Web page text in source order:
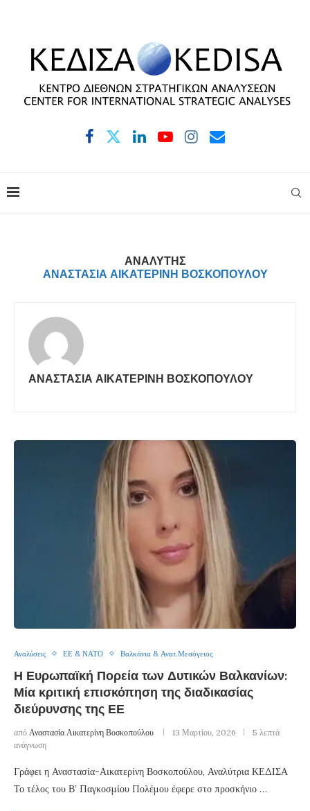
ΑΝΑΛΥΤΉΣ
ΑΝΑΣΤΑΣΊΑ ΑΙΚΑΤΕΡΊΝΗ ΒΟΣΚΟΠΟΎΛΟΥ
ΑΝΑΣΤΑΣΊΑ ΑΙΚΑΤΕΡΊΝΗ ΒΟΣΚΟΠΟΎΛΟΥ
Αναλύσεις ΕΕ & ΝΑΤΟ Βαλκάνια & Ανατ.Μεσόγειος
Η Ευρωπαϊκή Πορεία των Δυτικών Βαλκανίων:
Μία κριτική επισκόπηση της διαδικασίας
διεύρυνσης της ΕΕ
από Αναστασία Αικατερίνη Βοσκοπούλου 13 Μαρτίου, 2026
5 λεπτά
ανάγνωση
Γράφει η Αναστασία-Αικατερίνη Βοσκοπούλου, Αναλύτρια ΚΕΔΙΣΑ
Το τέλος του Β’ Παγκοσμίου Πολέμου έφερε στο προσκήνιο …